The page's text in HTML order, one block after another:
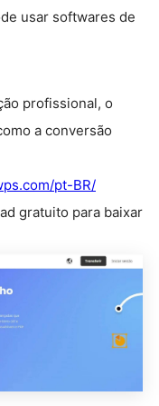
usar softwares de
profissional, o
a conversão
pt-BR/
gratuito para baixar